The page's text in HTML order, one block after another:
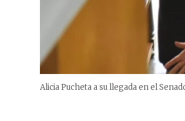
Alicia Pucheta a su llegada en el